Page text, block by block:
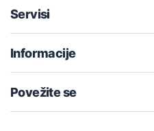
Servisi
Informacije
Povežite se